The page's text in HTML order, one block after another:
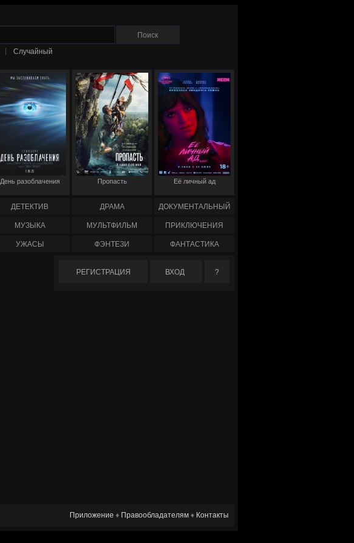
Случайный
День разоблачения Пропасть Её личный ад
ДЕТЕКТИВ ДРАМА ДОКУМЕНТАЛЬНЫЙ
МУЗЫКА МУЛЬТФИЛЬМ ПРИКЛЮЧЕНИЯ
УЖАСЫ ФЭНТЕЗИ ФАНТАСТИКА
РЕГИСТРАЦИЯ ВХОД ?
Приложение ♦ Правообладателям ♦ Контакты